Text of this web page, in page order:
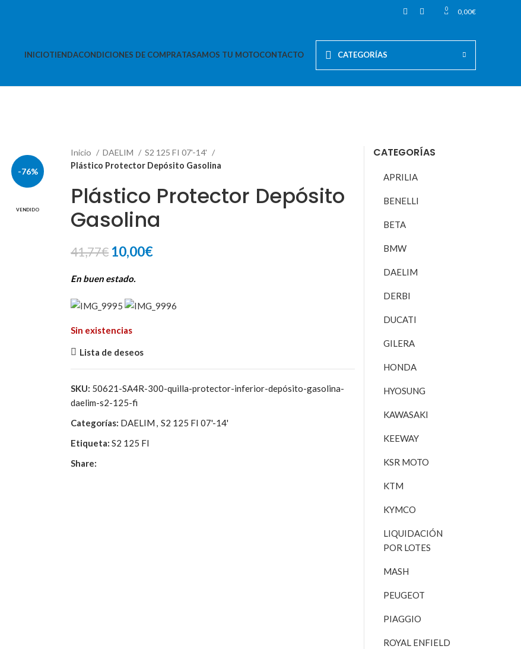
0 0,00€
INICIOTIENDACONDICIONES DE COMPRATASAMOS TU MOTOCONTACTO CATEGORÍAS
-76%
VENDIDO
Inicio DAELIM
S2 125 FI 07'-14'
Plástico Protector Depósito Gasolina
Plástico Protector Depósito
Gasolina
41,77€ El
original
era:
41,77€.
10,00€El
es:
10,00€.
En buen estado.
Sin existencias
Lista de deseos
SKU: 50621-SA4R-300-quilla-protector-inferior-depósito-gasolina-
daelim-s2-125-fi
Categorías: DAELIM , S2 125 FI 07'-14'
Etiqueta: S2 125 FI
Share:
CATEGORÍAS
APRILIA
BENELLI
BETA
BMW
DAELIM
DERBI
DUCATI
GILERA
HONDA
HYOSUNG
KAWASAKI
KEEWAY
KSR MOTO
KTM
KYMCO
LIQUIDACIÓN
POR LOTES
MASH
PEUGEOT
PIAGGIO
ROYAL ENFIELD